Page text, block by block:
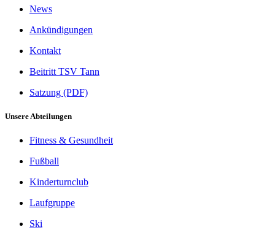
News
Ankündigungen
Kontakt
Beitritt TSV Tann
Satzung (PDF)
Unsere Abteilungen
Fitness & Gesundheit
Fußball
Kinderturnclub
Laufgruppe
Ski